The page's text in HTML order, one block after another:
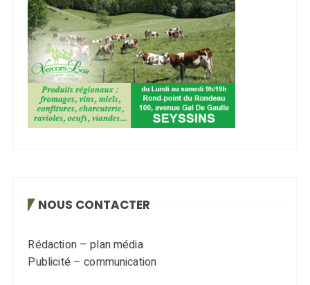
NOUS CONTACTER
Rédaction – plan média
Publicité – communication